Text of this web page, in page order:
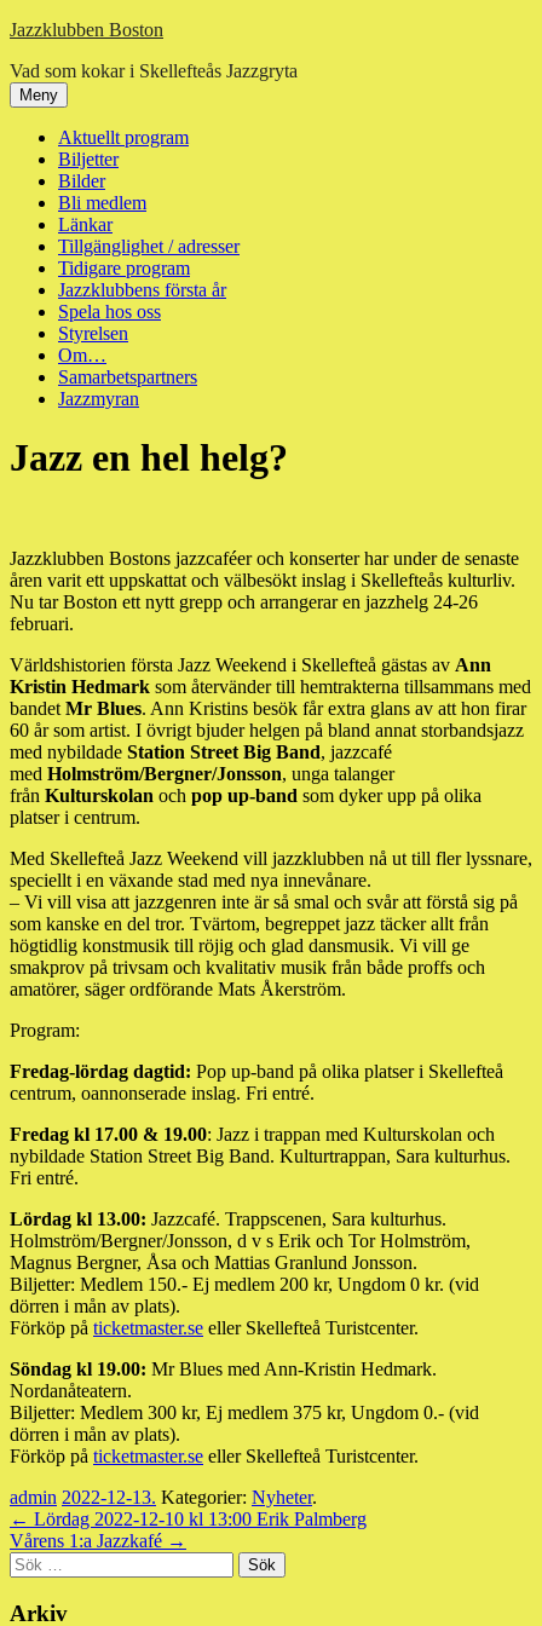
Hoppa
innehåll
Jazzklubben Boston
Vad som kokar i Skellefteås Jazzgryta
Meny
Aktuellt program
Biljetter
Bilder
Bli medlem
Länkar
Tillgänglighet / adresser
Tidigare program
Jazzklubbens första år
Spela hos oss
Styrelsen
Om…
Samarbetspartners
Jazzmyran
Jazz en hel helg?
Jazzklubben Bostons jazzcaféer och konserter har under de senaste
åren varit ett uppskattat och välbesökt inslag i Skellefteås kulturliv.
Nu tar Boston ett nytt grepp och arrangerar en jazzhelg 24-26
februari.
Världshistorien första Jazz Weekend i Skellefteå gästas av Ann
Kristin Hedmark som återvänder till hemtrakterna tillsammans med
bandet Mr Blues. Ann Kristins besök får extra glans av att hon firar
60 år som artist. I övrigt bjuder helgen på bland annat storbandsjazz
med nybildade Station Street Big Band, jazzcafé
med Holmström/Bergner/Jonsson, unga talanger
från Kulturskolan och pop up-band som dyker upp på olika
platser i centrum.
Med Skellefteå Jazz Weekend vill jazzklubben nå ut till fler lyssnare,
speciellt i en växande stad med nya innevånare.
– Vi vill visa att jazzgenren inte är så smal och svår att förstå sig på
som kanske en del tror. Tvärtom, begreppet jazz täcker allt från
högtidlig konstmusik till röjig och glad dansmusik. Vi vill ge
smakprov på trivsam och kvalitativ musik från både proffs och
amatörer, säger ordförande Mats Åkerström.
Program:
Fredag-lördag dagtid: Pop up-band på olika platser i Skellefteå
centrum, oannonserade inslag. Fri entré.
Fredag kl 17.00 & 19.00: Jazz i trappan med Kulturskolan och
nybildade Station Street Big Band. Kulturtrappan, Sara kulturhus.
Fri entré.
Lördag kl 13.00: Jazzcafé. Trappscenen, Sara kulturhus.
Holmström/Bergner/Jonsson, d v s Erik och Tor Holmström,
Magnus Bergner, Åsa och Mattias Granlund Jonsson.
Biljetter: Medlem 150.- Ej medlem 200 kr, Ungdom 0 kr. (vid
dörren i mån av plats).
Förköp på ticketmaster.se eller Skellefteå Turistcenter.
Söndag kl 19.00: Mr Blues med Ann-Kristin Hedmark.
Nordanåteatern.
Biljetter: Medlem 300 kr, Ej medlem 375 kr, Ungdom 0.- (vid
dörren i mån av plats).
Förköp på ticketmaster.se eller Skellefteå Turistcenter.
admin 2022-12-13. Kategorier: Nyheter.
Inläggsnavigering
← Lördag 2022-12-10 kl 13:00 Erik Palmberg
Vårens 1:a Jazzkafé →
Sidopanel
Sök
efter:
Arkiv